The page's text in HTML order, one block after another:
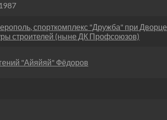
спорткомплекс "Дружба" при Дворце
строителей (ныне ДК Профсоюзов)
"Айяйяй" Фёдоров